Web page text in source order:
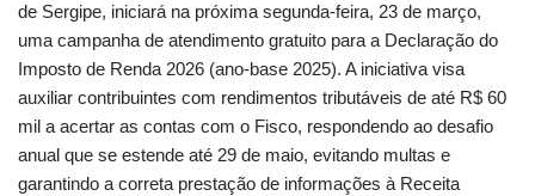
de Sergipe, iniciará na próxima segunda-feira, 23 de março,
uma campanha de atendimento gratuito para a Declaração do
Imposto de Renda 2026 (ano-base 2025). A iniciativa visa
auxiliar contribuintes com rendimentos tributáveis de até R$ 60
mil a acertar as contas com o Fisco, respondendo ao desafio
anual que se estende até 29 de maio, evitando multas e
garantindo a correta prestação de informações à Receita